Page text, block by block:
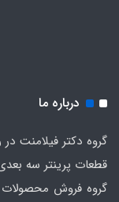
درباره ما
گروه دکتر فیلامنت
گروه فروش محصولات